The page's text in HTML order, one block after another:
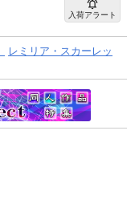
入荷アラート
レミリア・スカーレッ